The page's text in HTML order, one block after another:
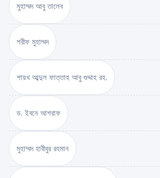
মুহাম্মদ আবু তালেব
শরীফ মুহাম্মদ
শায়খ আব্দুল ফাত্তাহ আবু গুদ্দাহ রহ.
ড. ইবনে আশরাফ
মুহাম্মদ হাবীবুর রহমান